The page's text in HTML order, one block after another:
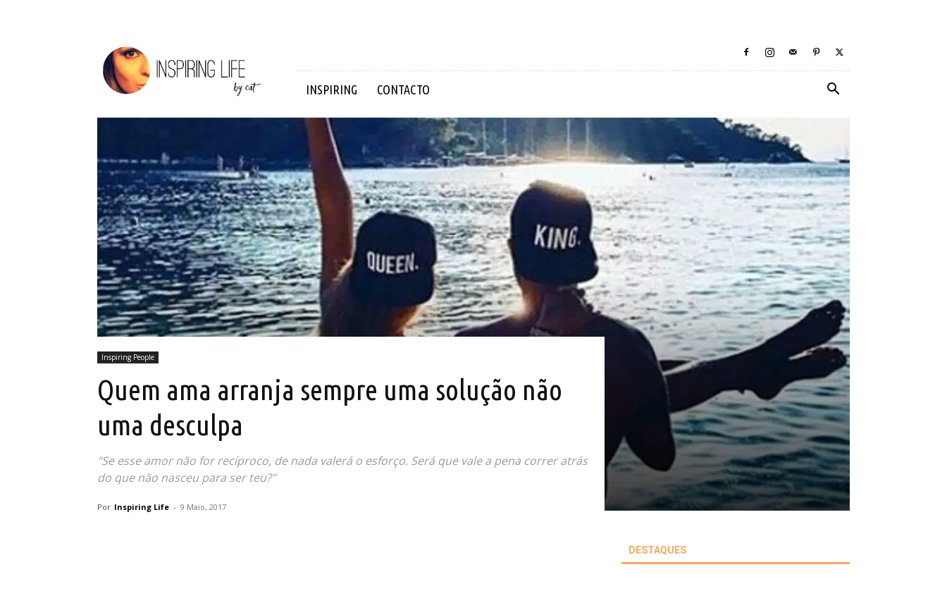
Inspiring
Life
INSPIRING CONTACTO
Inspiring People
Quem ama arranja sempre uma solução não
uma desculpa
"Se esse amor não for recíproco, de nada valerá o esforço. Será que vale a pena correr atrás
do que não nasceu para ser teu?"
Por Inspiring Life - 9 Maio, 2017
DESTAQUES